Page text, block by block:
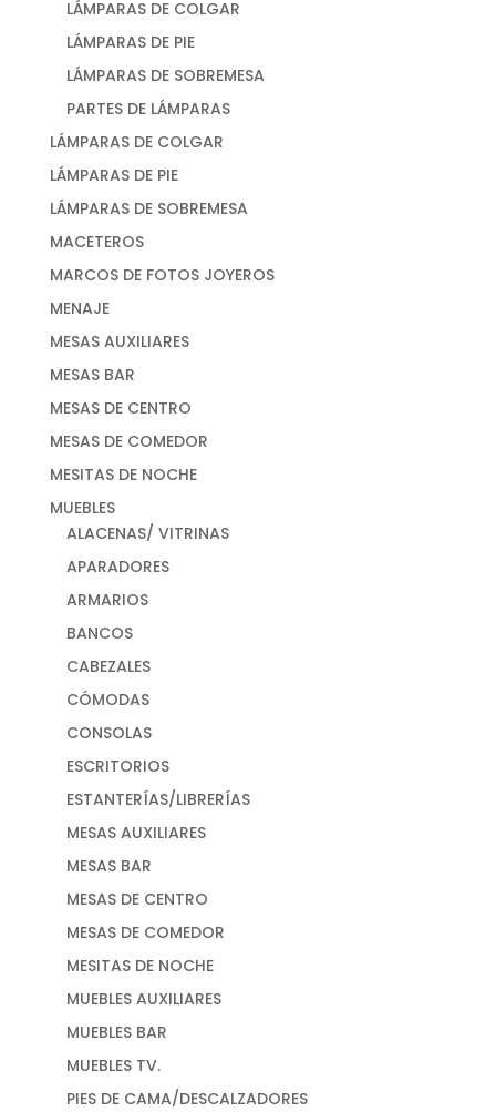
LÁMPARAS DE COLGAR
LÁMPARAS DE PIE
LÁMPARAS DE SOBREMESA
PARTES DE LÁMPARAS
LÁMPARAS DE COLGAR
LÁMPARAS DE PIE
LÁMPARAS DE SOBREMESA
MACETEROS
MARCOS DE FOTOS JOYEROS
MENAJE
MESAS AUXILIARES
MESAS BAR
MESAS DE CENTRO
MESAS DE COMEDOR
MESITAS DE NOCHE
MUEBLES
ALACENAS/ VITRINAS
APARADORES
ARMARIOS
BANCOS
CABEZALES
CÓMODAS
CONSOLAS
ESCRITORIOS
ESTANTERÍAS/LIBRERÍAS
MESAS AUXILIARES
MESAS BAR
MESAS DE CENTRO
MESAS DE COMEDOR
MESITAS DE NOCHE
MUEBLES AUXILIARES
MUEBLES BAR
MUEBLES TV.
PIES DE CAMA/DESCALZADORES